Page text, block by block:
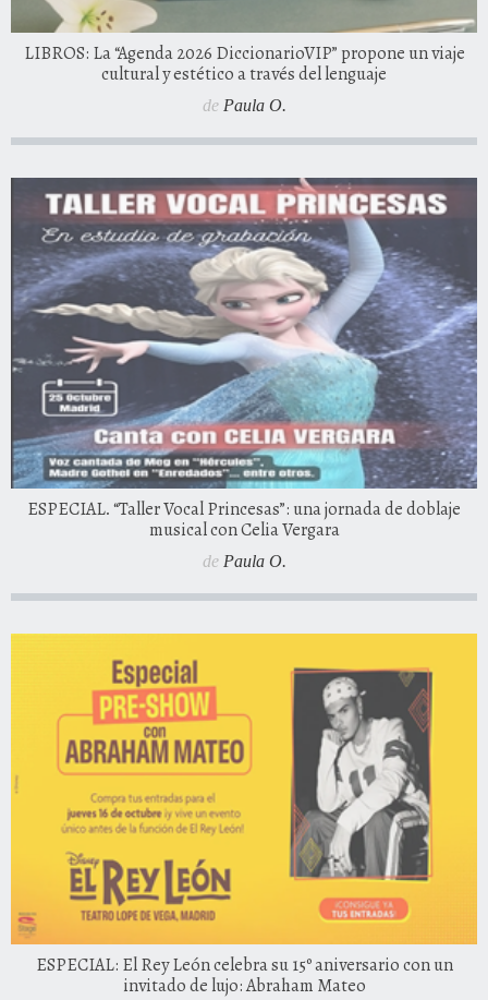
LIBROS: La “Agenda 2026 DiccionarioVIP” propone un viaje
cultural y estético a través del lenguaje
de Paula O.
ESPECIAL. “Taller Vocal Princesas”: una jornada de doblaje
musical con Celia Vergara
de Paula O.
ESPECIAL: El Rey León celebra su 15º aniversario con un
invitado de lujo: Abraham Mateo